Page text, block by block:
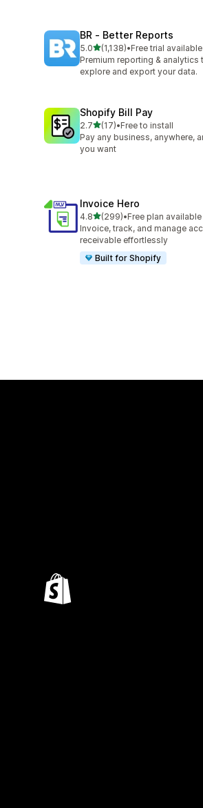
BR ‑ Better Reports
5.0เต็ม 5 ดาว
(1,138)
ทั้งหมด 1138 รีวิว
•Free trial available
Premium reporting & analytics
explore and export your data.
Shopify Bill Pay
2.7เต็ม 5 ดาว
(17)
ทั้งหมด 17 รีวิว
•Free to install
Pay any business, anywhere,
you want
Invoice Hero
4.8เต็ม 5 ดาว
(299)
ทั้งหมด 299 รีวิว
•Free plan available
Invoice, track, and manage
receivable effortlessly
Built for Shopify